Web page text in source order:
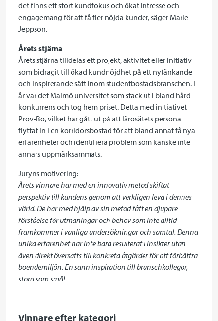
det finns ett stort kundfokus och ökat intresse och
engagemang för att få fler nöjda kunder, säger Marie
Jeppson.
Årets stjärna
Årets stjärna tilldelas ett projekt, aktivitet eller initiativ
som bidragit till ökad kundnöjdhet på ett nytänkande
och inspirerande sätt inom studentbostadsbranschen. I
år var det Malmö universitet som stack ut i bland hård
konkurrens och tog hem priset. Detta med initiativet
Prov-Bo, vilket har gått ut på att lärosätets personal
flyttat in i en korridorsbostad för att bland annat få nya
erfarenheter och identifiera problem som kanske inte
annars uppmärksammats.
Juryns motivering:
Årets vinnare har med en innovativ metod skiftat
perspektiv till kundens genom att verkligen leva i dennes
värld. De har med hjälp av sin metod fått en djupare
förståelse för utmaningar och behov som inte alltid
framkommer i vanliga undersökningar och samtal. Denna
unika erfarenhet har inte bara resulterat i insikter utan
även direkt översatts till konkreta åtgärder för att förbättra
boendemiljön. En sann inspiration till branschkollegor,
stora som små!
Vinnare efter kategori